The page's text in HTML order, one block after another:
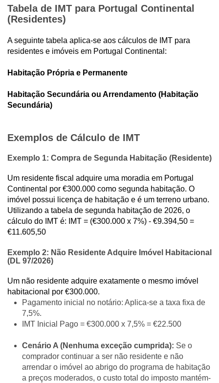
Tabela de IMT para Portugal Continental
(Residentes)
A seguinte tabela aplica-se aos cálculos de IMT para
residentes e imóveis em Portugal Continental:
Habitação Própria e Permanente
Habitação Secundária ou Arrendamento (Habitação
Secundária)
Exemplos de Cálculo de IMT
Exemplo 1: Compra de Segunda Habitação (Residente)
Um residente fiscal adquire uma moradia em Portugal
Continental por €300.000 como segunda habitação. O
imóvel possui licença de habitação e é um terreno urbano.
Utilizando a tabela de segunda habitação de 2026, o
cálculo do IMT é:
IMT = (€300.000 x 7%) - €9.394,50 =
€11.605,50
Exemplo 2: Não Residente Adquire Imóvel Habitacional
(DL 97/2026)
Um não residente adquire exatamente o mesmo imóvel
habitacional por €300.000.
Pagamento inicial no notário: Aplica-se a taxa fixa de
7,5%.
IMT Inicial Pago = €300.000 x 7,5% = €22.500
Cenário A (Nenhuma exceção cumprida): Se o
comprador continuar a ser não residente e não
arrendar o imóvel ao abrigo do programa de habitação
a preços moderados, o custo total do imposto mantém-